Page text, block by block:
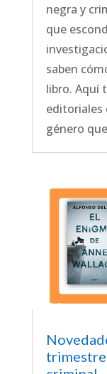
negra y
que
saben
libro. Aquí
editoriales
género
trimestre